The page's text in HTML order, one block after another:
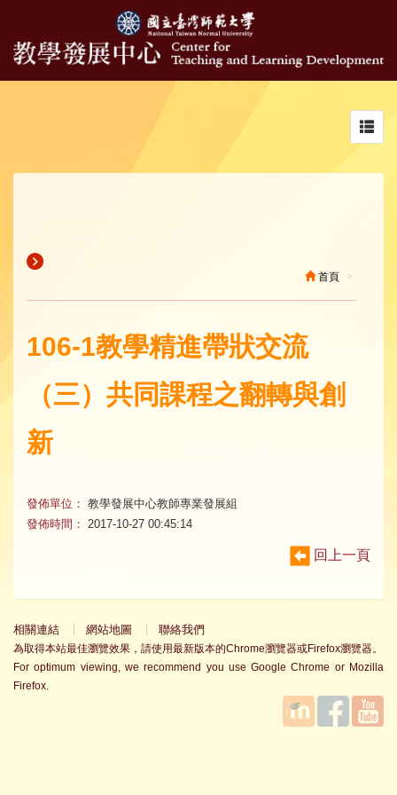
首頁
106-1教學精進帶狀交流
（三）共同課程之翻轉與創
新
發佈單位： 教學發展中心教師專業發展組
發佈時間：
2017-10-27 00:45:14
回上一頁
相關連結 網站地圖 聯絡我們
為取得本站最佳瀏覽效果，請使用最新版本的Chrome瀏覽器或Firefox瀏覽器。
For optimum viewing, we recommend you use Google Chrome or Mozilla
Firefox.